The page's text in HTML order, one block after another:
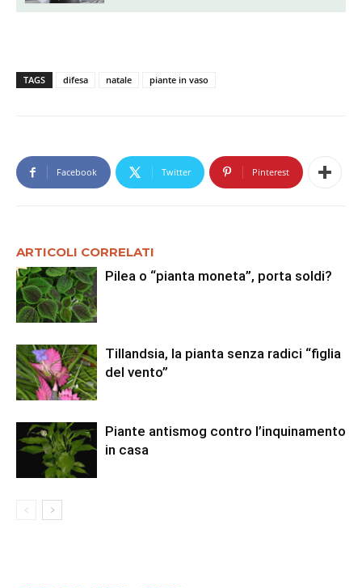
TAGS difesa natale piante in vaso
Facebook Twitter Pinterest
ARTICOLI CORRELATI
Pilea o “pianta moneta”, porta soldi?
Tillandsia, la pianta senza radici “figlia
del vento”
Piante antismog contro l’inquinamento
in casa